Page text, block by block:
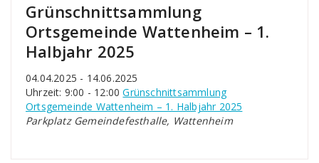
Grünschnittsammlung
Ortsgemeinde Wattenheim – 1.
Halbjahr 2025
04.04.2025 - 14.06.2025
Uhrzeit: 9:00 - 12:00Grünschnittsammlung
Ortsgemeinde Wattenheim – 1. Halbjahr 2025
Parkplatz Gemeindefesthalle, Wattenheim